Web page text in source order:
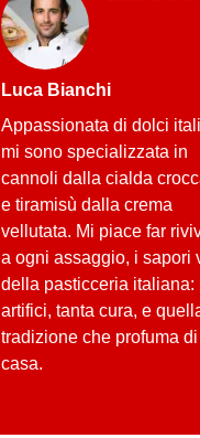
Luca Bianchi
Appassionata di dolci
mi sono specializzata in
cannoli dalla cialda
e tiramisù dalla crema
vellutata. Mi piace far
a ogni assaggio, i sapori
della pasticceria italiana:
artifici, tanta cura, e
tradizione che profuma di
casa.